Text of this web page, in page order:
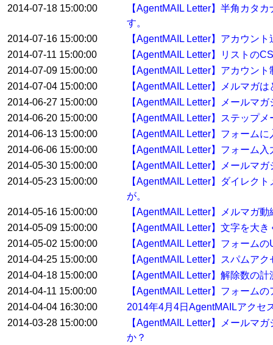
2014-07-18 15:00:00
【AgentMAIL Letter】半角カタ
す。
2014-07-16 15:00:00
【AgentMAIL Letter】アカウン
2014-07-11 15:00:00
【AgentMAIL Letter】リストの
2014-07-09 15:00:00
【AgentMAIL Letter】アカウン
2014-07-04 15:00:00
【AgentMAIL Letter】メルマガ
2014-06-27 15:00:00
【AgentMAIL Letter】メールマ
2014-06-20 15:00:00
【AgentMAIL Letter】ステップ
2014-06-13 15:00:00
【AgentMAIL Letter】フォーム
2014-06-06 15:00:00
【AgentMAIL Letter】フォーム
2014-05-30 15:00:00
【AgentMAIL Letter】メールマ
2014-05-23 15:00:00
【AgentMAIL Letter】ダイレク
が。
2014-05-16 15:00:00
【AgentMAIL Letter】メルマガ
2014-05-09 15:00:00
【AgentMAIL Letter】文字を大
2014-05-02 15:00:00
【AgentMAIL Letter】フォーム
2014-04-25 15:00:00
【AgentMAIL Letter】スパムア
2014-04-18 15:00:00
【AgentMAIL Letter】解除数の
2014-04-11 15:00:00
【AgentMAIL Letter】フォーム
2014-04-04 16:30:00
2014年4月4日AgentMAILアクセ
2014-03-28 15:00:00
【AgentMAIL Letter】メールマ
か？